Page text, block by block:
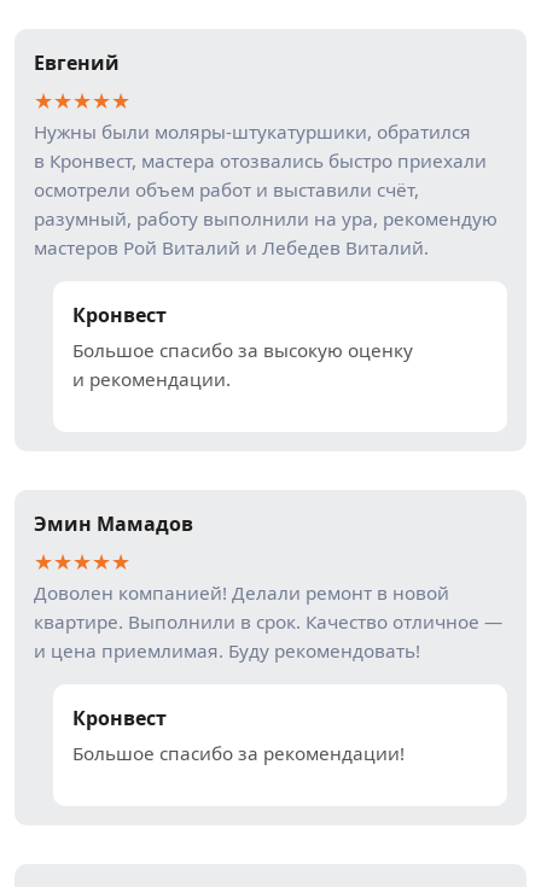
Евгений
★★★★★
Нужны были моляры-штукатуршики, обратился
в Кронвест, мастера отозвались быстро приехали
осмотрели объем работ и выставили счёт,
разумный, работу выполнили на ура, рекомендую
мастеров Рой Виталий и Лебедев Виталий.
Кронвест
Большое спасибо за высокую оценку
и рекомендации.
Эмин Мамадов
★★★★★
Доволен компанией! Делали ремонт в новой
квартире. Выполнили в срок. Качество отличное —
и цена приемлимая. Буду рекомендовать!
Кронвест
Большое спасибо за рекомендации!